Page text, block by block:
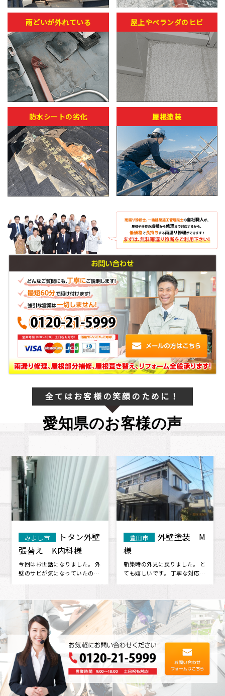
雨どいが外れている 屋上やベランダのヒビ
防水シートの劣化 屋根塗装
全てはお客様の笑顔のために！
愛知県のお客様の声
知立市
屋根塗装 A
様
屋根の釘が出ていると教えてい
ただき、 気になったので相談し
安城市
屋根・外壁
以前から、トタン外壁特有の錆
つきが所々気になっており、お